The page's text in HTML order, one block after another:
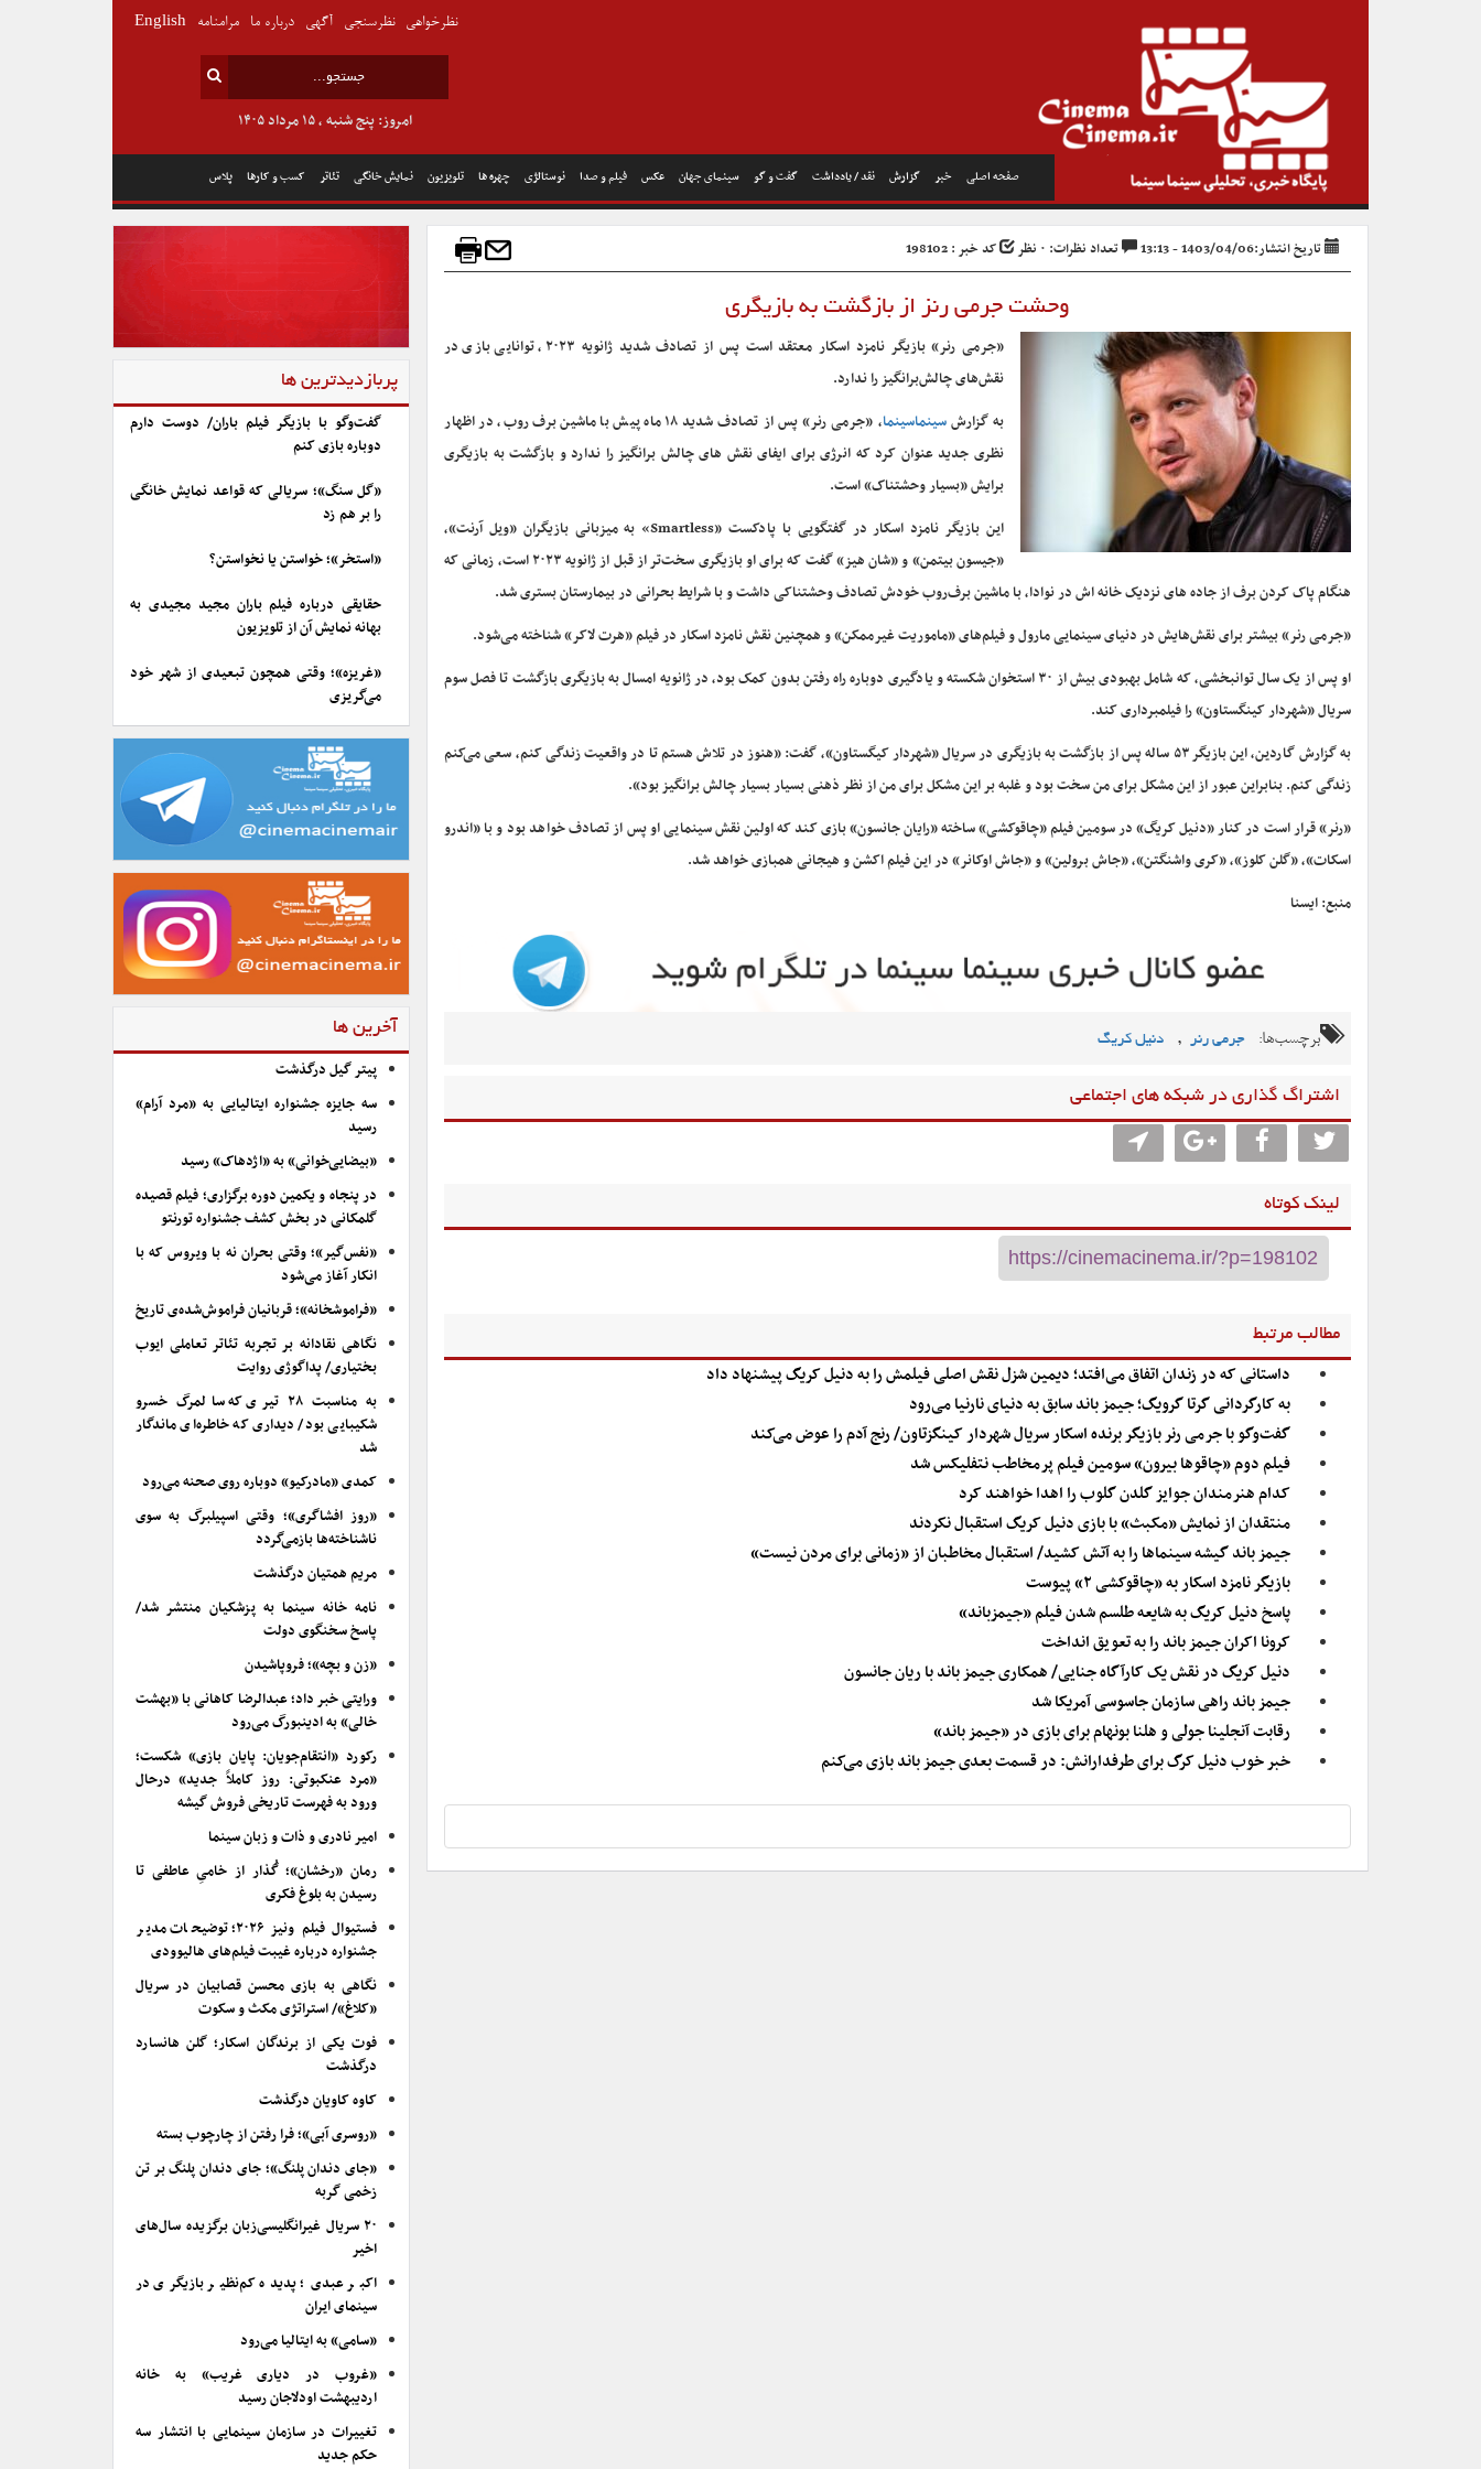
صفحه اصلی خبر گزارش نقد / یادداشت گفت و گو سینمای جهان عکس فیلم و صدا نوستالژی چهره ها تلویزیون نمایش خانگی تئاتر کسب و کارها پلاس
امروز: پنج شنبه , ۱۵ مرداد ۱۴۰۵
نظرخواهی نظرسنجی آگهی درباره ما مرامنامه English
تاریخ انتشار:1403/04/06 - 13:13 تعداد نظرات: ۰ نظر کد خبر : 198102
وحشت جرمی رنز از بازگشت به بازیگری
«جرمی رنر» بازیگر نامزد اسکار معتقد است پس از تصادف شدید ژانویه ۲۰۲۳، توانایی بازی در
نقش‌های چالش‌برانگیز را ندارد.
به گزارشسینماسینما
، «جرمی رنر» پس از تصادف شدید ۱۸ ماه پیش با ماشین برف روب، در اظهار
نظری جدید عنوان کرد که انرژی برای ایفای نقش های چالش برانگیز را ندارد و بازگشت به بازیگری
برایش «بسیار وحشتناک» است.
این بازیگر نامزد اسکار در گفتگویی با پادکست «Smartless» به میزبانی بازیگران «ویل آرنت»،
«جیسون بیتمن» و «شان هیز» گفت که برای او بازیگری سخت‌تر از قبل از ژانویه ۲۰۲۳ است، زمانی که
هنگام پاک کردن برف از جاده های نزدیک خانه اش در نوادا، با ماشین برف‌روب خودش تصادف وحشتناکی داشت و با شرایط بحرانی در بیمارستان بستری شد.
«جرمی رنر» بیشتر برای نقش‌هایش در دنیای سینمایی مارول و فیلم‌های «ماموریت غیرممکن» و همچنین نقش نامزد اسکار در فیلم «هرت لاکر» شناخته می‌شود.
او پس از یک سال توانبخشی، که شامل بهبودی بیش از ۳۰ استخوان شکسته و یادگیری دوباره راه رفتن بدون کمک بود، در ژانویه امسال به بازیگری بازگشت تا فصل سوم
سریال «شهردار کینگستاون» را فیلمبرداری کند.
به گزارش گاردین، این بازیگر ۵۳ ساله پس از بازگشت به بازیگری در سریال «شهردار کیگستاون»، گفت: «هنوز در تلاش هستم تا در واقعیت زندگی کنم، سعی می‌کنم
زندگی کنم. بنابراین عبور از این مشکل برای من سخت بود و غلبه بر این مشکل برای من از نظر ذهنی بسیار بسیار چالش برانگیز بود».
«رنر» قرار است در کنار «دنیل کریگ» در سومین فیلم «چاقوکشی» ساخته «رایان جانسون» بازی کند که اولین نقش سینمایی او پس از تصادف خواهد بود و با «اندرو
اسکات»، «گلن کلوز»، «کری واشنگتن»، «جاش برولین» و «جاش اوکانر» در این فیلم اکشن و هیجانی همبازی خواهد شد.
منبع: ایسنا
برچسب‌ها: جرمی رنر , دنیل کریگ
اشتراگ گذاری در شبکه های اجتماعی
لینک کوتاه
مطالب مرتبط
داستانی که در زندان اتفاق می‌افتد؛ دیمین شزل نقش اصلی فیلمش را به دنیل کریگ پیشنهاد داد
به کارگردانی گرتا گرویگ؛ جیمز باند سابق به دنیای نارنیا می‌رود
گفت‌وگو با جرمی رنر بازیگر برنده اسکار سریال شهردار کینگزتاون/ رنج آدم‌ را عوض می‌کند
فیلم دوم «چاقوها بیرون» سومین فیلم پرمخاطب نتفلیکس شد
کدام هنرمندان جوایز گلدن گلوب را اهدا خواهند کرد
منتقدان از نمایش «مکبث» با بازی دنیل کریگ استقبال نکردند
جیمز باند گیشه سینماها را به آتش کشید/ استقبال مخاطبان از «زمانی برای مردن نیست»
بازیگر نامزد اسکار به «چاقوکشی ۲» پیوست
پاسخ دنیل کریگ به شایعه طلسم شدن فیلم «جیمزباند»
کرونا اکران جیمز باند را به تعویق انداخت
دنیل کریگ در نقش یک کارآگاه جنایی/ همکاری جیمز باند با ریان جانسون
جیمز باند راهی سازمان جاسوسی آمریکا شد
رقابت آنجلینا جولی و هلنا بونهام برای بازی در «جیمز باند»
خبر خوب دنیل کرگ برای طرفدارانش: در قسمت بعدی جیمز باند بازی می‌کنم
پربازدیدترین ها
گفت‌وگو با بازیگر فیلم باران/ دوست دارم
دوباره بازی کنم
«گل سنگ»؛ سریالی که قواعد نمایش خانگی
را بر هم زد
«استخر»؛ خواستن یا نخواستن؟
حقایقی درباره فیلم باران مجید مجیدی به
بهانه نمایش آن از تلویزیون
«غریزه»؛ وقتی همچون تبعیدی از شهر خود
می‌گریزی
آخرین ها
پیتر گیل درگذشت
سه جایزه جشنواره ایتالیایی به «مرد آرام»
رسید
«بیضایی‌خوانی» به «اژدهاک» رسید
در پنجاه و یکمین دوره برگزاری؛ فیلم قصیده
گلمکانی در بخش کشف جشنواره تورنتو
«نفس‌گیر»؛ وقتی بحران نه با ویروس که با
انکار آغاز می‌شود
«فراموشخانه»؛ قربانیان فراموش‌شده‌ی تاریخ
نگاهی نقادانه بر تجربه تئاتر تعاملی ایوب
بختیاری/ پداگوژی روایت
به مناسبت ۲۸ تیری که سالمرگ خسرو
شکیبایی بود/ دیداری که خاطره‌ای ماندگار
شد
کمدی «مادرکیو» دوباره روی صحنه می‌رود
«روز افشاگری»؛ وقتی اسپیلبرگ به سوی
ناشناخته‌ها بازمی‌گردد
مریم همتیان درگذشت
نامه خانه سینما به پزشکیان منتشر شد/
پاسخ سخنگوی دولت
«زن و بچه»؛ فروپاشیدن
ورایتی خبر داد؛ عبدالرضا کاهانی با «بهشت
خالی» به ادینبورگ می‌رود
رکورد «انتقام‌جویان: پایان بازی» شکست؛
«مرد عنکبوتی: روز کاملاً جدید» درحال
ورود به فهرست تاریخی فروش گیشه
امیر نادری و ذات و زبان سینما
رمان «رخشان»؛ گُذار از خامیِ عاطفی تا
رسیدن به بلوغ فکری
فستیوال فیلم ونیز ۲۰۲۶؛ توضیحات مدیر
جشنواره درباره غیبت فیلم‌های هالیوودی
نگاهی به بازی محسن قصابیان در سریال
«کلاغ»/ استراتژی مکث و سکوت
فوت یکی از برندگان اسکار؛ گلن هانسارد
درگذشت
کاوه کاویان درگذشت
«روسری آبی»؛ فرا رفتن از چارچوب بسته
«جای دندان پلنگ»؛ جای دندان پلنگ بر تن
زخمی گربه
۲۰ سریال غیرانگلیسی‌زبان برگزیده سال‌های
اخیر
اکبر عبدی؛ پدیده کم‌نظیر بازیگری در
سینمای ایران
«سامی» به ایتالیا می‌رود
«غروب در دیاری غریب» به خانه
اردیبهشت اودلاجان رسید
تغییرات در سازمان سینمایی با انتشار سه
حکم جدید